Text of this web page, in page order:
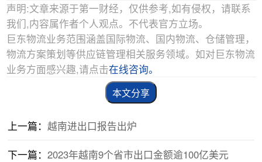
声明:文章来源于第一财经，仅供参考,如有侵权，请联系
我们,内容属作者个人观点。不代表官方立场。
巨东物流业务范围涵盖国际物流、国内物流、仓储管理，
物流方案策划等供应链管理相关服务领域。如对巨东物流
业务方面感兴趣,请点击在线咨询。
本文分享
上一篇：越南进出口报告出炉
下一篇：2023年越南9个省市出口金额逾100亿美元